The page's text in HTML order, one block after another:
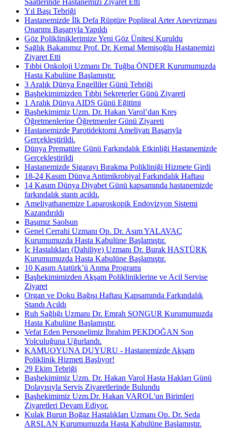
Yıl Başı Tebriği
Hastanemizde İlk Defa Rüptüre Popliteal Arter Anevrizması
Onarımı Başarıyla Yapıldı
Göz Polikliniklerimize Yeni Göz Ünitesi Kuruldu
Sağlık Bakanımız Prof. Dr. Kemal Memişoğlu Hastanemizi
Ziyaret Etti
Tıbbi Onkoloji Uzmanı Dr. Tuğba ÖNDER Kurumumuzda
Hasta Kabulüne Başlamıştır.
3 Aralık Dünya Engelliler Günü Tebriği
Başhekimimizden Tıbbi Sekreterler Günü Ziyareti
1 Aralık Dünya AIDS Günü Eğitimi
Başhekimimiz Uzm. Dr. Hakan Varol’dan Kreş
Öğretmenlerine Öğretmenler Günü Ziyareti
Hastanemizde Parotidektomi Ameliyatı Başarıyla
Gerçekleştirildi.
Dünya Prematüre Günü Farkındalık Etkinliği Hastanemizde
Gerçekleştirildi
Hastanemizde Sigarayı Bırakma Polikliniği Hizmete Girdi
18-24 Kasım Dünya Antimikrobiyal Farkındalık Haftası
14 Kasım Dünya Diyabet Günü kapsamında hastanemizde
farkındalık stantı açıldı.
Ameliyathanemize Laparoskopik Endovizyon Sistemi
Kazandırıldı
Başımız Saolsun
Genel Cerrahi Uzmanı Op. Dr. Asım YALAVAÇ
Kurumumuzda Hasta Kabulüne Başlamıştır.
İç Hastalıkları (Dahiliye) Uzmanı Dr. Burak HASTÜRK
Kurumumuzda Hasta Kabulüne Başlamıştır.
10 Kasım Atatürk’ü Anma Programı
Başhekimimizden Akşam Polikliniklerine ve Acil Servise
Ziyaret
Organ ve Doku Bağışı Haftası Kapsamında Farkındalık
Standı Açıldı
Ruh Sağlığı Uzmanı Dr. Emrah SONGUR Kurumumuzda
Hasta Kabulüne Başlamıştır.
Vefat Eden Personelimiz İbrahim PEKDOĞAN Son
Yolculuğuna Uğurlandı.
KAMUOYUNA DUYURU - Hastanemizde Akşam
Poliklinik Hizmeti Başlıyor!
29 Ekim Tebriği
Başhekimimiz Uzm. Dr. Hakan Varol Hasta Hakları Günü
Dolayısıyla Servis Ziyaretlerinde Bulundu
Başhekimimiz Uzm.Dr. Hakan VAROL'un Birimleri
Ziyaretleri Devam Ediyor.
Kulak Burun Boğaz Hastalıkları Uzmanı Op. Dr. Seda
ARSLAN Kurumumuzda Hasta Kabulüne Başlamıştır.